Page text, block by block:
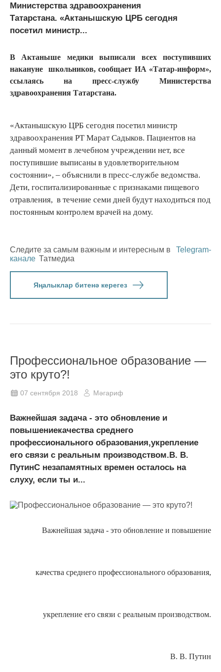
Министерства здравоохранения
Татарстана. «Актанышскую ЦРБ сегодня
посетил министр...
В Актаныше медики выписали всех поступивших
накануне школьников, сообщает ИА «Татар-информ»,
ссылаясь на пресс-службу Министерства
здравоохранения Татарстана.
«Актанышскую ЦРБ сегодня посетил министр
здравоохранения РТ Марат Садыков. Пациентов на
данный момент в лечебном учреждении нет, все
поступившие выписаны в удовлетворительном
состоянии», – объяснили в пресс-службе ведомства.
Дети, госпитализированные с признаками пищевого
отравления, в течение семи дней будут находиться под
постоянным контролем врачей на дому.
Следите за самым важным и интересным в
Telegram-
канале Татмедиа
Яңалыклар битенә керегез
Профессиональное образование —
это круто?!
07 сентября 2018 Мәгариф
Важнейшая задача - это обновление и
повышениекачества среднего
профессионального образования,укрепление
его связи с реальным производством.В. В.
ПутинС незапамятных времен осталось на
слуху, если ты и...
Важнейшая задача - это обновление и повышение
качества среднего профессионального образования,
укрепление его связи с реальным производством.
В. В. Путин